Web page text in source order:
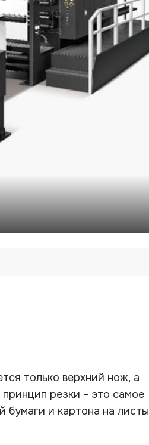
только верхний нож, а
резки – это самое
бумаги и картона на листы